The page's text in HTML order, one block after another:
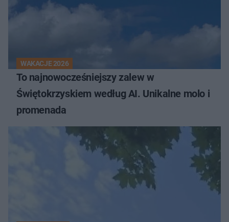
WAKACJE 2026
To najnowocześniejszy zalew w
Świętokrzyskiem według AI. Unikalne molo i
promenada